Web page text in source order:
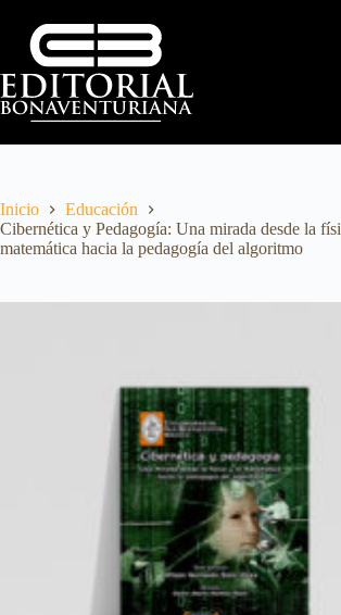
Inicio
Educación
Cibernética y Pedagogía: Una mirada desde la
matemática hacia la pedagogía del algoritmo